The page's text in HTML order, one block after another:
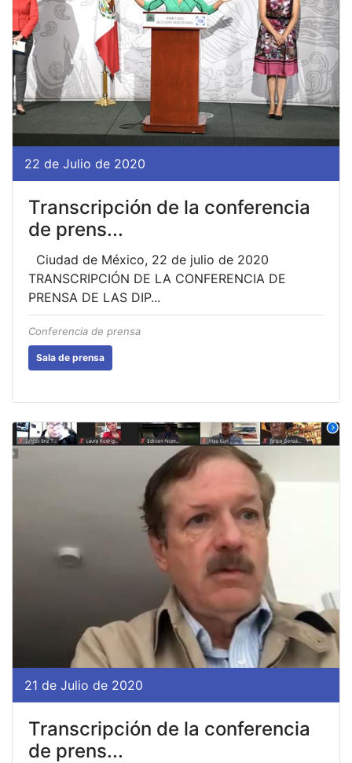
22 de Julio de 2020
Transcripción de la conferencia
de prens...
Ciudad de México, 22 de julio de 2020
TRANSCRIPCIÓN DE LA CONFERENCIA DE
PRENSA DE LAS DIP...
Conferencia de prensa
Sala de prensa
21 de Julio de 2020
Transcripción de la conferencia
de prens...